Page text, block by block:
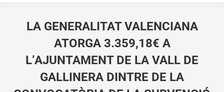
LA GENERALITAT VALENCIANA
ATORGA 3.359,18€ A
L’AJUNTAMENT DE LA VALL DE
GALLINERA DINTRE DE LA